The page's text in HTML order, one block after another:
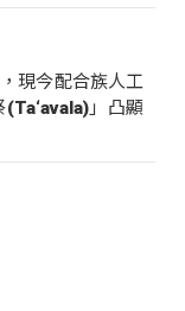
現今配合族人工
」凸顯